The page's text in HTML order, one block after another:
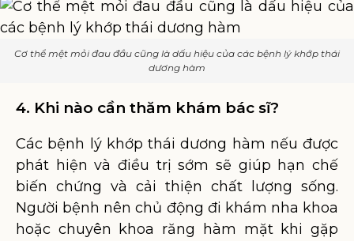
Cơ thể mệt mỏi đau đầu cũng là dấu hiệu của các bệnh lý khớp thái
dương hàm
4. Khi nào cần thăm khám bác sĩ?
Các bệnh lý khớp thái dương hàm nếu được
phát hiện và điều trị sớm sẽ giúp hạn chế
biến chứng và cải thiện chất lượng sống.
Người bệnh nên chủ động đi khám nha khoa
hoặc chuyên khoa răng hàm mặt khi gặp